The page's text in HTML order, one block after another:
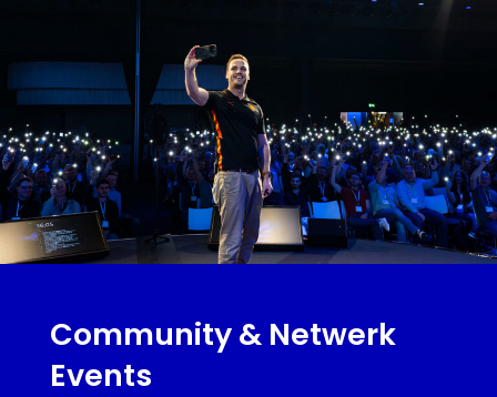
Community & Netwerk
Events
home
dit doen wij
portfolio
over ons